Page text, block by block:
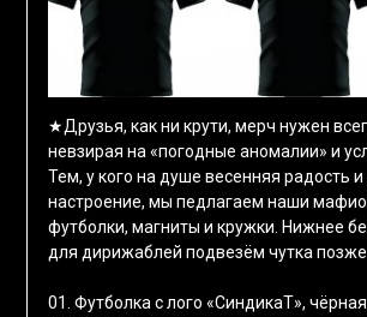
★Друзья, как ни крути, мерч нужен
невзирая на «погодные аномалии» и
Тем, у кого на душе весенняя радость и
настроение, мы педлагаем наши
футболки, магниты и кружки. Нижнее
для дирижаблей подвезём чутка
01. Футболка с лого «СиндикаТ»,